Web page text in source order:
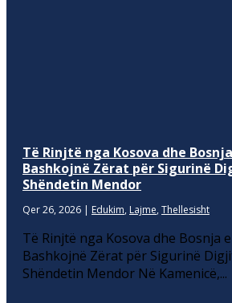
Të Rinjtë nga Kosova dhe
Bashkojnë Zërat për Sigurinë
Shëndetin Mendor
Qer 26, 2026 | Edukim, Lajme, Thellesisht
Të Rinjtë nga Kosova dhe Bosnja
Bashkojnë Zërat për Sigurinë
Shëndetin Mendor Në Kamenicë,...